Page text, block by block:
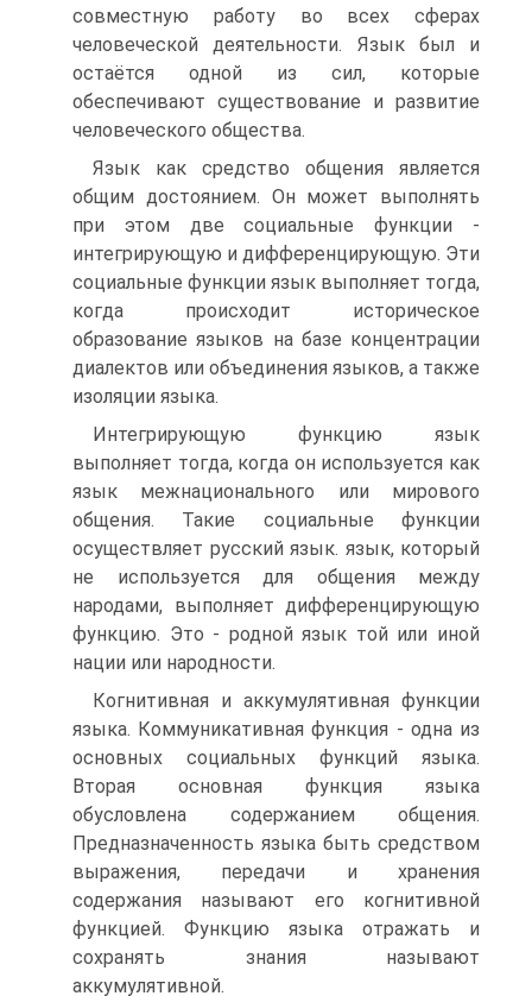
совместную работу во всех сферах
человеческой деятельности. Язык был и
остаётся одной из сил, которые
обеспечивают существование и развитие
человеческого общества.
Язык как средство общения является
общим достоянием. Он может выполнять
при этом две социальные функции -
интегрирующую и дифференцирующую. Эти
социальные функции язык выполняет тогда,
когда происходит историческое
образование языков на базе концентрации
диалектов или объединения языков, а также
изоляции языка.
Интегрирующую функцию язык
выполняет тогда, когда он используется как
язык межнационального или мирового
общения. Такие социальные функции
осуществляет русский язык. язык, который
не используется для общения между
народами, выполняет дифференцирующую
функцию. Это - родной язык той или иной
нации или народности.
Когнитивная и аккумулятивная функции
языка. Коммуникативная функция - одна из
основных социальных функций языка.
Вторая основная функция языка
обусловлена содержанием общения.
Предназначенность языка быть средством
выражения, передачи и хранения
содержания называют его когнитивной
функцией. Функцию языка отражать и
сохранять знания называют
аккумулятивной.